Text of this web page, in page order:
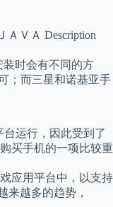
ＶＡ Description
装时会有不同的方
；而三星和诺基亚手
运行，因此受到了
买手机的一项比较重
应用平台中，以支持
来越多的趋势，